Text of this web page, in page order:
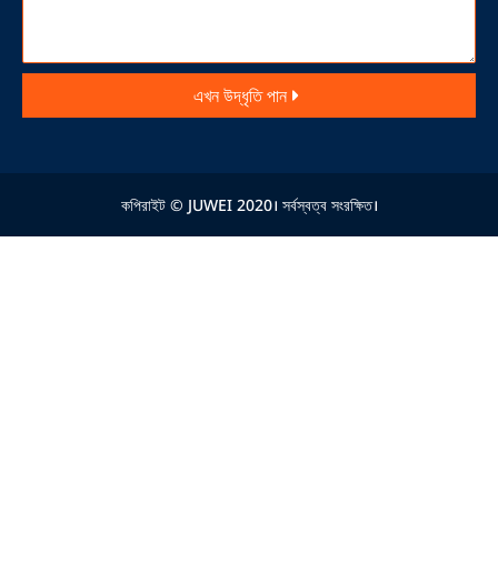
এখন উদ্ধৃতি পান
কপিরাইট © JUWEI 2020। সর্বস্বত্ব সংরক্ষিত।